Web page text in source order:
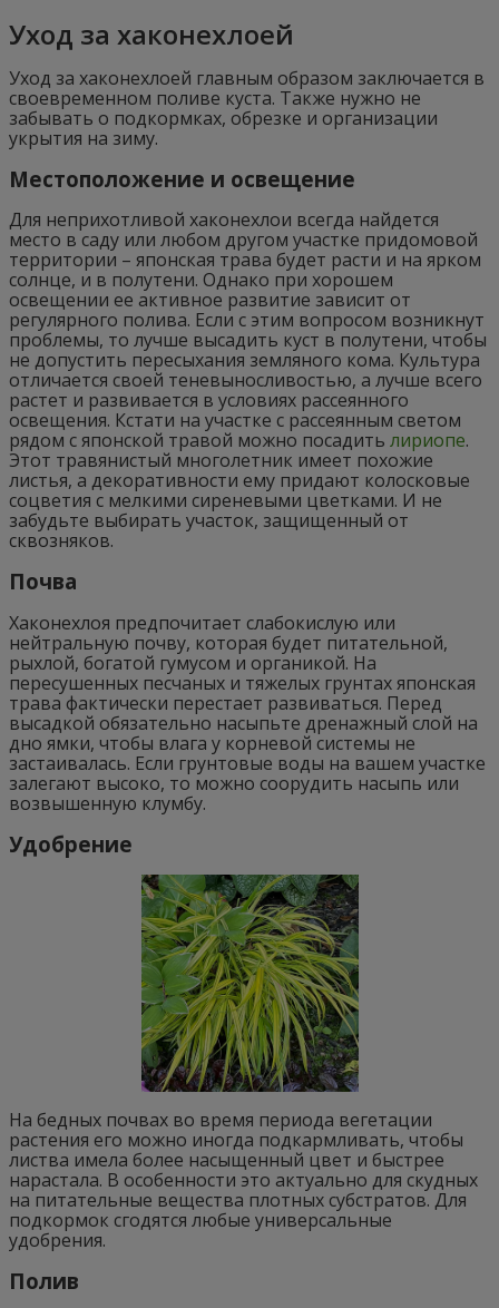
Уход за хаконехлоей
Уход за хаконехлоей главным образом заключается в
своевременном поливе куста. Также нужно не
забывать о подкормках, обрезке и организации
укрытия на зиму.
Местоположение и освещение
Для неприхотливой хаконехлои всегда найдется
место в саду или любом другом участке придомовой
территории – японская трава будет расти и на ярком
солнце, и в полутени. Однако при хорошем
освещении ее активное развитие зависит от
регулярного полива. Если с этим вопросом возникнут
проблемы, то лучше высадить куст в полутени, чтобы
не допустить пересыхания земляного кома. Культура
отличается своей теневыносливостью, а лучше всего
растет и развивается в условиях рассеянного
освещения. Кстати на участке с рассеянным светом
рядом с японской травой можно посадить лириопе.
Этот травянистый многолетник имеет похожие
листья, а декоративности ему придают колосковые
соцветия с мелкими сиреневыми цветками. И не
забудьте выбирать участок, защищенный от
сквозняков.
Почва
Хаконехлоя предпочитает слабокислую или
нейтральную почву, которая будет питательной,
рыхлой, богатой гумусом и органикой. На
пересушенных песчаных и тяжелых грунтах японская
трава фактически перестает развиваться. Перед
высадкой обязательно насыпьте дренажный слой на
дно ямки, чтобы влага у корневой системы не
застаивалась. Если грунтовые воды на вашем участке
залегают высоко, то можно соорудить насыпь или
возвышенную клумбу.
Удобрение
На бедных почвах во время периода вегетации
растения его можно иногда подкармливать, чтобы
листва имела более насыщенный цвет и быстрее
нарастала. В особенности это актуально для скудных
на питательные вещества плотных субстратов. Для
подкормок сгодятся любые универсальные
удобрения.
Полив